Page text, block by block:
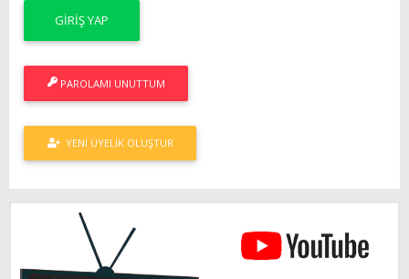
PAROLAMI UNUTTUM
YENI ÜYELIK OLUŞTUR